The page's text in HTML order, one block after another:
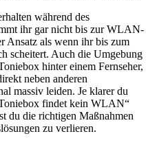
während des
ihr gar nicht bis zur WLAN-
Ansatz als wenn ihr bis zum
scheitert. Auch die Umgebung
hinter einem Fernseher,
neben anderen
massiv leiden. Je klarer du
findet kein WLAN“
du die richtigen Maßnahmen
zu verlieren.